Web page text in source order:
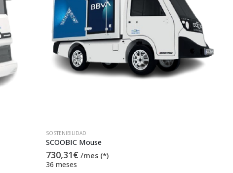
SOSTENIBILIDAD
SCOOBIC Mouse
730,31€ /mes (*)
36 meses